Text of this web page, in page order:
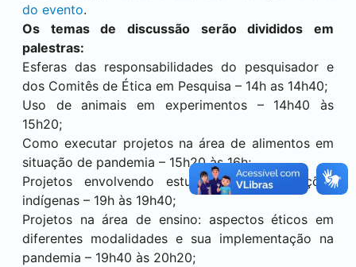
do evento.
Os temas de discussão serão divididos em
palestras:
Esferas das responsabilidades do pesquisador e
dos Comitês de Ética em Pesquisa – 14h as 14h40;
Uso de animais em experimentos – 14h40 às
15h20;
Como executar projetos na área de alimentos em
situação de pandemia – 15h20 às 16h;
Projetos envolvendo estudos com populações
indígenas – 19h às 19h40;
Projetos na área de ensino: aspectos éticos em
diferentes modalidades e sua implementação na
pandemia – 19h40 às 20h20;